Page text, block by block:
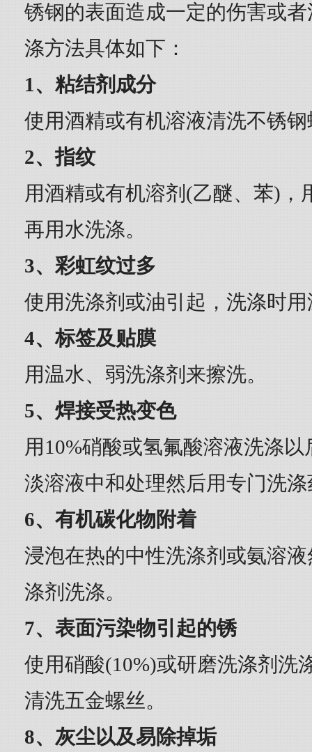
锈钢的表面造成一定的伤害或
涤方法具体如下：
1、粘结剂成分
使用酒精或有机溶液清洗不锈
2、指纹
用酒精或有机溶剂(乙醚、苯)，
再用水洗涤。
3、彩虹纹过多
使用洗涤剂或油引起，洗涤时
4、标签及贴膜
用温水、弱洗涤剂来擦洗。
5、焊接受热变色
用10%硝酸或氢氟酸溶液洗涤
淡溶液中和处理然后用专门洗
6、有机碳化物附着
浸泡在热的中性洗涤剂或氨溶
涤剂洗涤。
7、表面污染物引起的锈
使用硝酸(10%)或研磨洗涤剂洗
清洗五金螺丝。
8、灰尘以及易除掉垢